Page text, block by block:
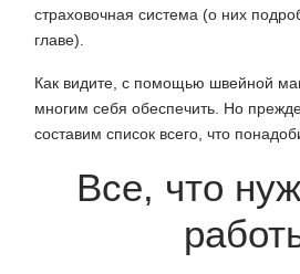
страховочная система (о них
главе).
Как видите, с помощью швейной
многим себя обеспечить. Но
составим список всего, что
Все, что